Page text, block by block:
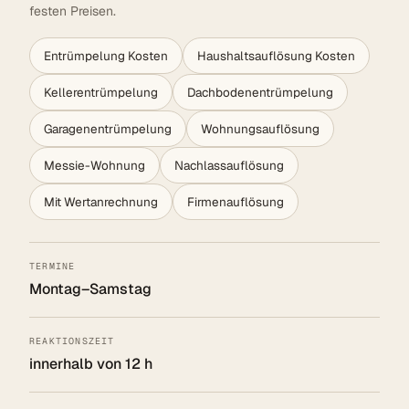
festen Preisen.
Entrümpelung Kosten Haushaltsauflösung Kosten
Kellerentrümpelung Dachbodenentrümpelung
Garagenentrümpelung Wohnungsauflösung
Messie-Wohnung Nachlassauflösung
Mit Wertanrechnung Firmenauflösung
TERMINE
Montag–Samstag
REAKTIONSZEIT
innerhalb von 12 h